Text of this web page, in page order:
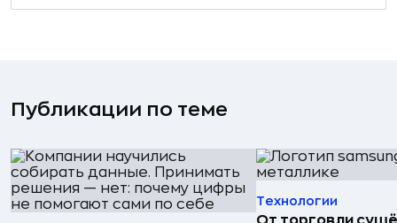
Публикации по теме
Технологии